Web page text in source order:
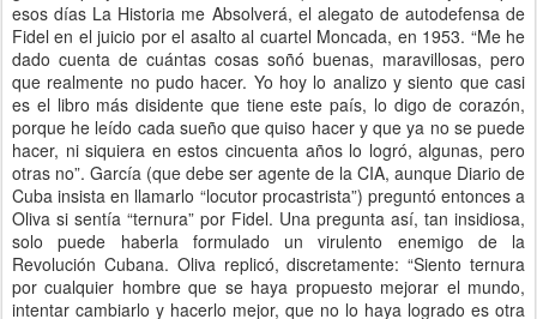
esos días La Historia me Absolverá, el alegato de autodefensa de
Fidel en el juicio por el asalto al cuartel Moncada, en 1953. “Me he
dado cuenta de cuántas cosas soñó buenas, maravillosas, pero
que realmente no pudo hacer. Yo hoy lo analizo y siento que casi
es el libro más disidente que tiene este país, lo digo de corazón,
porque he leído cada sueño que quiso hacer y que ya no se puede
hacer, ni siquiera en estos cincuenta años lo logró, algunas, pero
otras no”. García (que debe ser agente de la CIA, aunque Diario de
Cuba insista en llamarlo “locutor procastrista”) preguntó entonces a
Oliva si sentía “ternura” por Fidel. Una pregunta así, tan insidiosa,
solo puede haberla formulado un virulento enemigo de la
Revolución Cubana. Oliva replicó, discretamente: “Siento ternura
por cualquier hombre que se haya propuesto mejorar el mundo,
intentar cambiarlo y hacerlo mejor, que no lo haya logrado es otra